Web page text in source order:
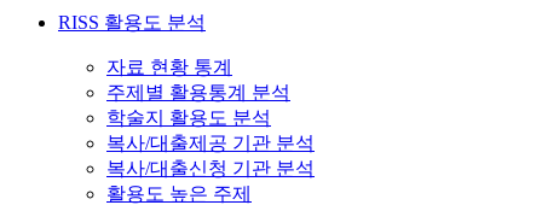
RISS 활용도 분석
자료 현황 통계
주제별 활용통계 분석
학술지 활용도 분석
복사/대출제공 기관 분석
복사/대출신청 기관 분석
활용도 높은 주제